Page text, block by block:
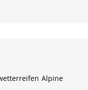
Alpine